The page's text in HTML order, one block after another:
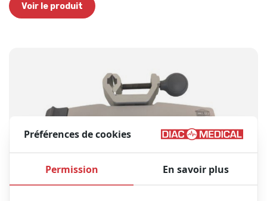
Voir le produit
Préférences de cookies
Permission En savoir plus